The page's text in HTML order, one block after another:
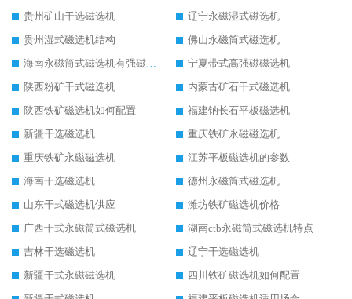
贵州矿山干选磁选机
辽宁永磁湿式磁选机
贵州湿式磁选机结构
佛山永磁筒式磁选机
海南永磁筒式磁选机有强磁的吗
宁夏带式高强磁磁选机
陕西粉矿干式磁选机
内蒙古矿石干式磁选机
陕西铁矿磁选机如何配置
福建钠长石平板磁选机
新疆干选磁选机
重庆铁矿永磁磁选机
重庆铁矿永磁磁选机
江苏平板磁选机的参数
海南干选磁选机
德州永磁筒式磁选机
山东干式磁选机供应
潍坊铁矿磁选机价格
广西干式永磁筒式磁选机
湖南ctb永磁筒式磁选机特点
吉林干选磁选机
辽宁干选磁选机
新疆干式永磁磁选机
四川铁矿磁选机如何配置